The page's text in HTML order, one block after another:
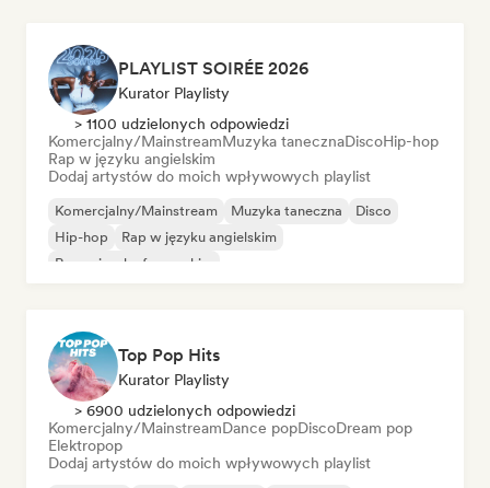
PLAYLIST SOIRÉE 2026
Kurator Playlisty
> 1100 udzielonych odpowiedzi
Komercjalny/MainstreamMuzyka tanecznaDiscoHip-hop
Rap w języku angielskim
Dodaj artystów do moich wpływowych playlist
Komercjalny/Mainstream Muzyka taneczna
Disco
Hip-hop
Rap w języku angielskim
Rap w języku francuskim
Top Pop Hits
Kurator Playlisty
> 6900 udzielonych odpowiedzi
Komercjalny/MainstreamDance popDiscoDream pop
Elektropop
Dodaj artystów do moich wpływowych playlist